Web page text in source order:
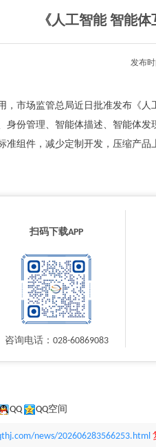
《人工智能 智能
发布时
，市场监管总局近日批准发布《
身份管理、智能体描述、智能体
准组件，减少定制开发，压缩产品
扫码下载APP
咨询电话：028-60869083
QQ QQ空间
news/202606283566253.html